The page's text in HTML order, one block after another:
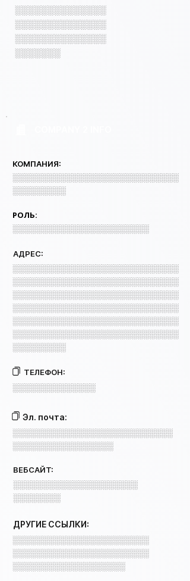
░░░░░░░░░░░░░░
░░░░░░░░░░░░░░
░░░░░░░░░░░░░░
░░░░░░░
КОМПАНИЯ:
░░░░░░░░░░░░░░░░░░░░░░░░░░░░
░░░░░░░░░
РОЛЬ:
░░░░░░░░░░░░░░░░░░░░░░░
АДРЕС:
░░░░░░░░░░░░░░░░░░░░░░░░░░░░
░░░░░░░░░░░░░░░░░░░░░░░░░░░░
░░░░░░░░░░░░░░░░░░░░░░░░░░░░
░░░░░░░░░░░░░░░░░░░░░░░░░░░░
░░░░░░░░░░░░░░░░░░░░░░░░░░░░
░░░░░░░░░░░░░░░░░░░░░░░░░░░░
░░░░░░░░░
ТЕЛЕФОН:
░░░░░░░░░░░░░░
Эл. почта:
░░░░░░░░░░░░░░░░░░░░░░░░░░░
░░░░░░░░░░░░░░░░░
ВЕБСАЙТ:
░░░░░░░░░░░░░░░░░░░░░
░░░░░░░░
ДРУГИЕ ССЫЛКИ:
░░░░░░░░░░░░░░░░░░░░░░░
░░░░░░░░░░░░░░░░░░░░░░░
░░░░░░░░░░░░░░░░░░░